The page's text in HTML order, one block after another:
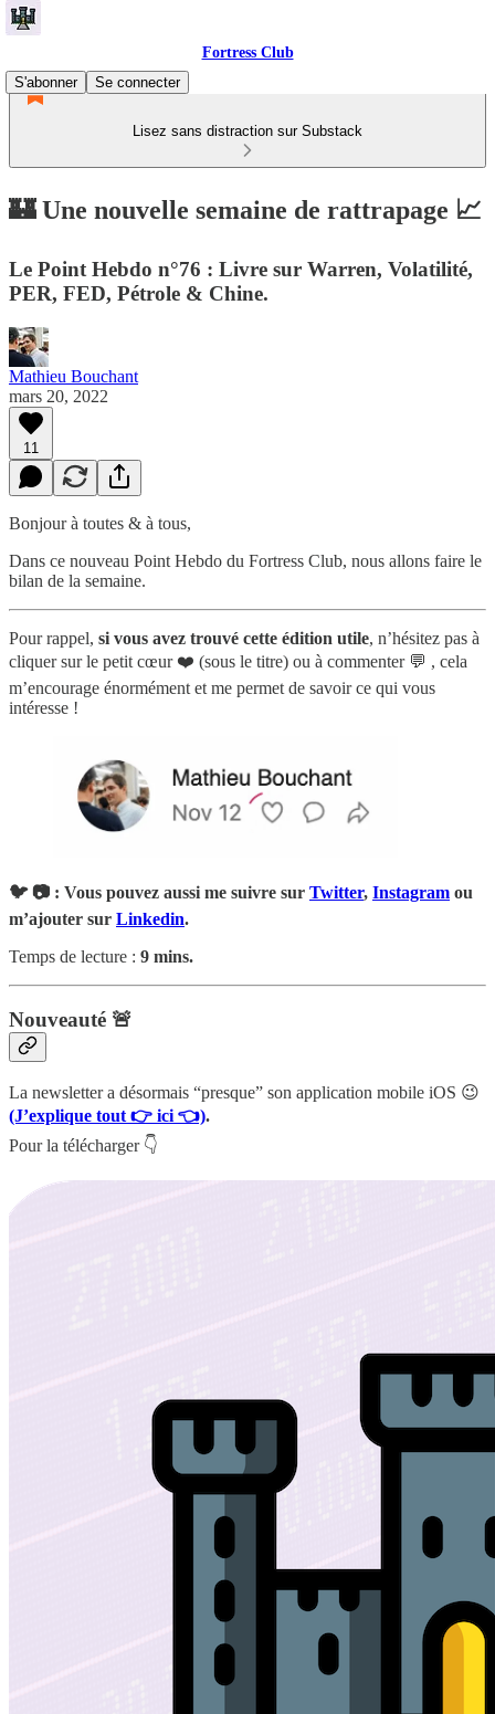
Fortress Club
S'abonner
Se connecter
Lisez sans distraction sur Substack
🏰 Une nouvelle semaine de rattrapage 📈
Le Point Hebdo n°76 : Livre sur Warren, Volatilité,
PER, FED, Pétrole & Chine.
Mathieu Bouchant
mars 20, 2022
11
Bonjour à toutes & à tous,
Dans ce nouveau Point Hebdo du Fortress Club, nous allons faire le
bilan de la semaine.
Pour rappel, si vous avez trouvé cette édition utile, n’hésitez pas à
cliquer sur le petit cœur ❤️ (sous le titre) ou à commenter 💬 , cela
m’encourage énormément et me permet de savoir ce qui vous
intéresse !
🐦 📷 : Vous pouvez aussi me suivre sur Twitter, Instagram ou
m’ajouter sur Linkedin.
Temps de lecture : 9 mins.
Nouveauté 🚨
La newsletter a désormais “presque” son application mobile iOS 😉
(J’explique tout 👉 ici 👈).
Pour la télécharger 👇